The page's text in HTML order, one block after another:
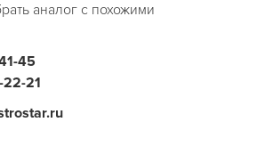
аналог с похожими
45
21